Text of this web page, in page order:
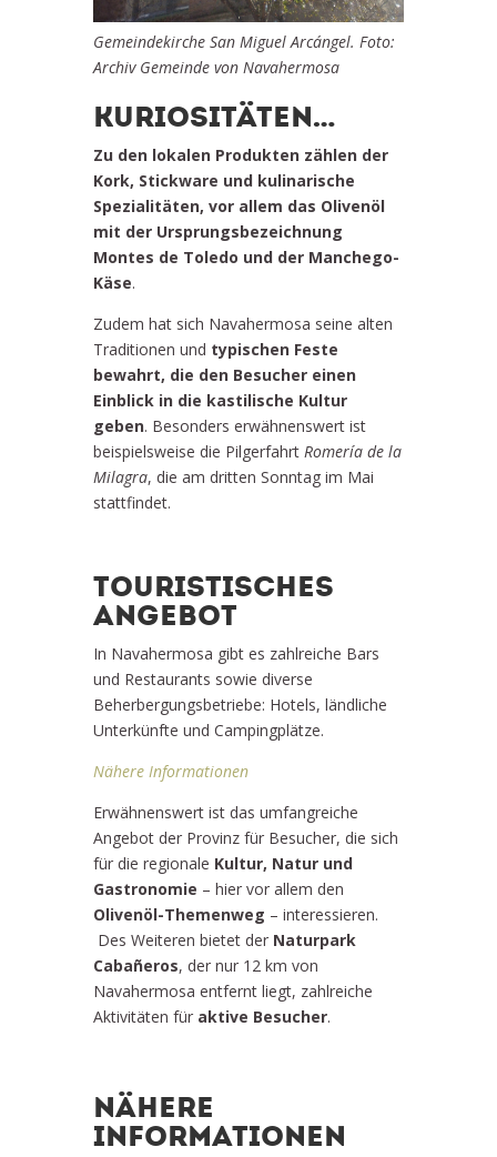
Gemeindekirche San Miguel Arcángel. Foto:
Archiv Gemeinde von Navahermosa
KURIOSITÄTEN…
Zu den lokalen Produkten zählen der
Kork, Stickware und kulinarische
Spezialitäten, vor allem das Olivenöl
mit der Ursprungsbezeichnung
Montes de Toledo und der Manchego-
Käse.
Zudem hat sich Navahermosa seine alten
Traditionen und typischen Feste
bewahrt, die den Besucher einen
Einblick in die kastilische Kultur
geben. Besonders erwähnenswert ist
beispielsweise die Pilgerfahrt Romería de la
Milagra, die am dritten Sonntag im Mai
stattfindet.
TOURISTISCHES
ANGEBOT
In Navahermosa gibt es zahlreiche Bars
und Restaurants sowie diverse
Beherbergungsbetriebe: Hotels, ländliche
Unterkünfte und Campingplätze.
Nähere Informationen
Erwähnenswert ist das umfangreiche
Angebot der Provinz für Besucher, die sich
für die regionale Kultur, Natur und
Gastronomie – hier vor allem den
Olivenöl-Themenweg – interessieren.
Des Weiteren bietet der Naturpark
Cabañeros, der nur 12 km von
Navahermosa entfernt liegt, zahlreiche
Aktivitäten für aktive Besucher.
NÄHERE
INFORMATIONEN